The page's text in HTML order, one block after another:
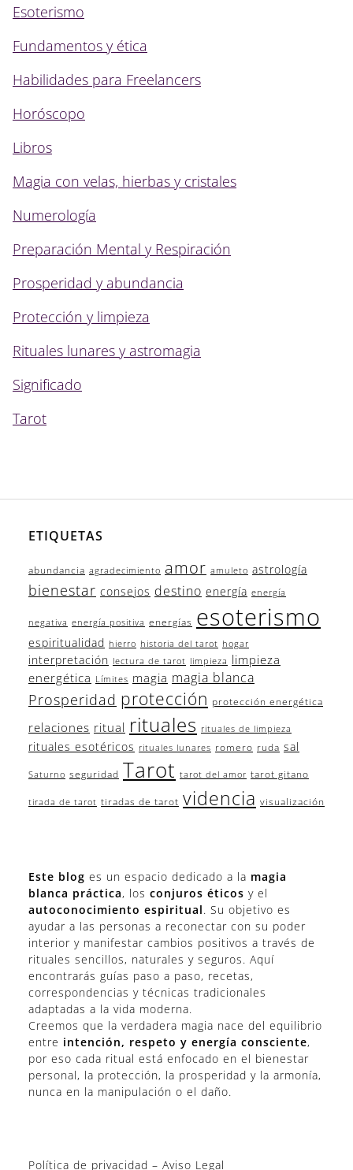
Esoterismo
Fundamentos y ética
Habilidades para Freelancers
Horóscopo
Libros
Magia con velas, hierbas y cristales
Numerología
Preparación Mental y Respiración
Prosperidad y abundancia
Protección y limpieza
Rituales lunares y astromagia
Significado
Tarot
ETIQUETAS
abundancia agradecimiento amor amuleto astrología
bienestar consejos destino energía energía
negativa energía positiva energías esoterismo
espiritualidad hierro historia del tarot hogar
interpretación lectura de tarot limpieza limpieza
energética Límites magia magia blanca
Prosperidad protección protección energética
relaciones ritual rituales rituales de limpieza
rituales esotéricos rituales lunares romero ruda sal
Saturno seguridad Tarot tarot del amor tarot gitano
tirada de tarot tiradas de tarot videncia visualización
Este blog es un espacio dedicado a la magia
blanca práctica, los conjuros éticos y el
autoconocimiento espiritual. Su objetivo es
ayudar a las personas a reconectar con su poder
interior y manifestar cambios positivos a través de
rituales sencillos, naturales y seguros. Aquí
encontrarás guías paso a paso, recetas,
correspondencias y técnicas tradicionales
adaptadas a la vida moderna.
Creemos que la verdadera magia nace del equilibrio
entre intención, respeto y energía consciente,
por eso cada ritual está enfocado en el bienestar
personal, la protección, la prosperidad y la armonía,
nunca en la manipulación o el daño.
Política de privacidad – Aviso Legal